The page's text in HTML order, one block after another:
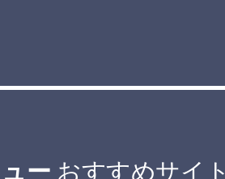
ー おすすめサイト